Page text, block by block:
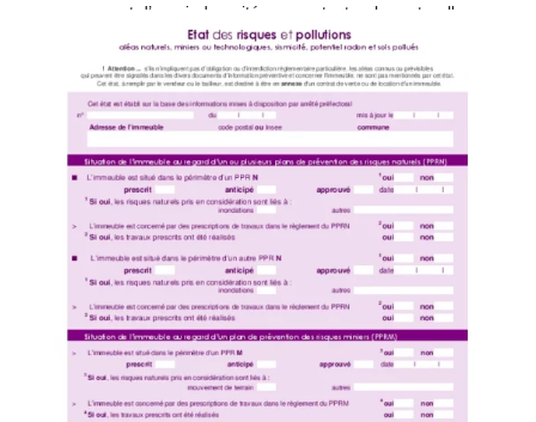
versement d’une indemnité pour catastrophe naturelle
ou technologique, le vendeur est tenu de le mentionner
dans l’acte de vente.